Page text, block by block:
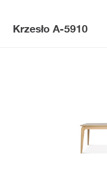
Krzesło A-5910